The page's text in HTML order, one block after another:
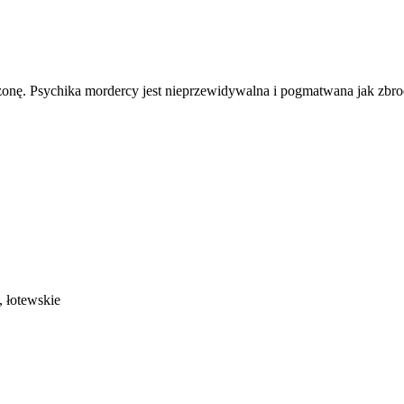
Psychika mordercy jest nieprzewidywalna i pogmatwana jak